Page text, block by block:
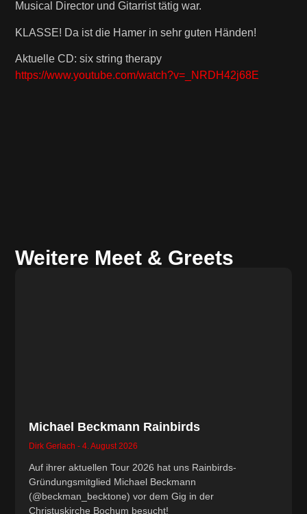
Musical Director und Gitarrist tätig war.
KLASSE! Da ist die Hamer in sehr guten Händen!
Aktuelle CD: six string therapy
https://www.youtube.com/watch?v=_NRDH42j68E
Weitere Meet & Greets
Michael Beckmann Rainbirds
Dirk Gerlach 4. August 2026
Auf ihrer aktuellen Tour 2026 hat uns Rainbirds-
Gründungsmitglied Michael Beckmann
(@beckman_becktone) vor dem Gig in der
Christuskirche Bochum besucht!